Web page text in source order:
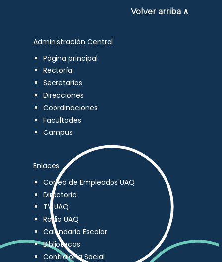
Volver arriba ∧
Administración Central
Página principal
Rectoría
Secretarios
Direcciones
Coordinaciones
Facultades
Campus
Enlaces
Correo de Empleados UAQ
Directorio
TV UAQ
Radio UAQ
Calendario Escolar
Bibliotecas
Contraloría Social